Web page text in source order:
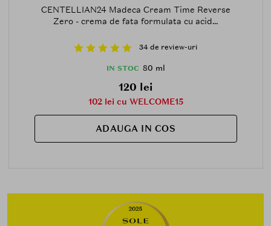
CENTELLIAN24 Madeca Cream Time Reverse
Zero - crema de fata formulata cu acid...
34 de review-uri
IN STOC 80 ml
120 lei
102 lei cu WELCOME15
ADAUGA IN COS